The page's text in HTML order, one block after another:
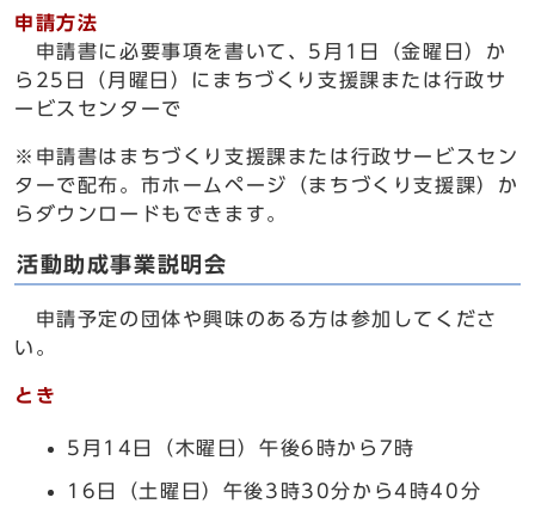
申請方法
申請書に必要事項を書いて、5月1日（金曜日）か
ら25日（月曜日）にまちづくり支援課または行政サ
ービスセンターで
※申請書はまちづくり支援課または行政サービスセン
ターで配布。市ホームページ（まちづくり支援課）か
らダウンロードもできます。
活動助成事業説明会
申請予定の団体や興味のある方は参加してくださ
い。
とき
5月14日（木曜日）午後6時から7時
16日（土曜日）午後3時30分から4時40分